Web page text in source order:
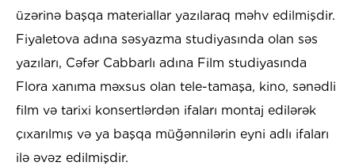
üzərinə başqa materiallar yazılaraq məhv edilmişdir.
Fiyaletova adına səsyazma studiyasında olan səs
yazıları, Cəfər Cabbarlı adına Film studiyasında
Flora xanıma məxsus olan tele-tamaşa, kino, sənədli
film və tarixi konsertlərdən ifaları montaj edilərək
çıxarılmış və ya başqa müğənnilərin eyni adlı ifaları
ilə əvəz edilmişdir.